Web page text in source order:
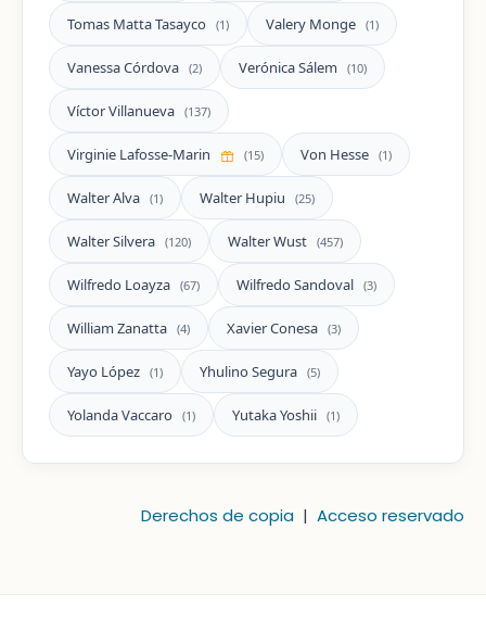
Tomas Matta Tasayco (1) Valery Monge (1)
Vanessa Córdova (2) Verónica Sálem (10)
Víctor Villanueva (137)
Virginie Lafosse-Marin (15) Von Hesse (1)
Walter Alva (1) Walter Hupiu (25)
Walter Silvera (120) Walter Wust (457)
Wilfredo Loayza (67) Wilfredo Sandoval (3)
William Zanatta (4) Xavier Conesa (3)
Yayo López (1) Yhulino Segura (5)
Yolanda Vaccaro (1) Yutaka Yoshii (1)
Derechos de copia | Acceso reservado